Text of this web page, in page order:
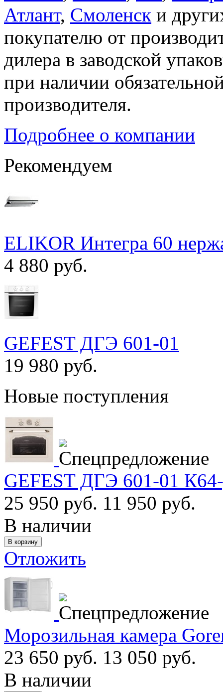
Атлант, Смоленск и
покупателю от
дилера в заводской
при наличии
производителя.
Подробнее о компании
Рекомендуем
ELIKOR Интегра 60
4 880 руб.
GEFEST ДГЭ 601-01
19 980 руб.
Новые поступления
GEFEST ДГЭ 601-01
25 950 руб. 11 950 руб.
В наличии
Отложить
Морозильная камера
23 650 руб. 13 050 руб.
В наличии